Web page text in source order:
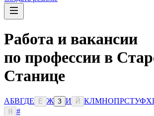
Работа и вакансии
по профессии в
Станице
АБВГДЕ Ё Ж З И Й КЛМНОПРСТУФХ
Я
#